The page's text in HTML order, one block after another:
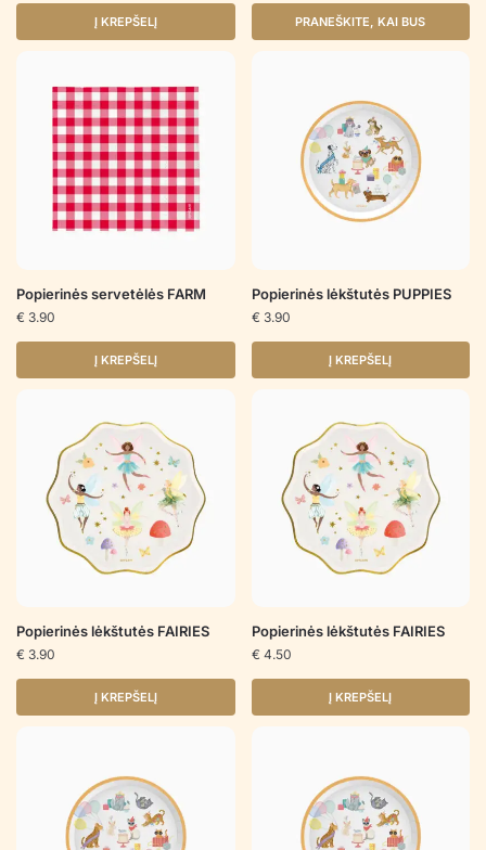
Į KREPŠELĮ PRANEŠKITE, KAI BUS
Popierinės servetėlės FARM
€ 3.90
Į KREPŠELĮ
Popierinės lėkštutės PUPPIES
€ 3.90
Į KREPŠELĮ
Popierinės lėkštutės FAIRIES
€ 3.90
Į KREPŠELĮ
Popierinės lėkštutės FAIRIES
€ 4.50
Į KREPŠELĮ